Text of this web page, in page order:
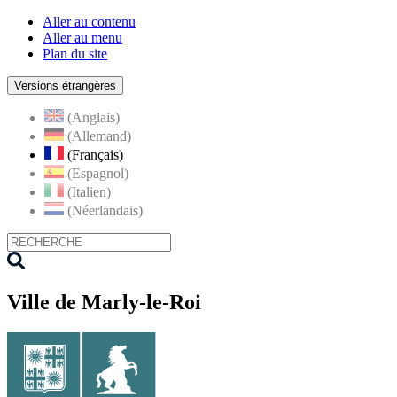
Aller au contenu
Aller au menu
Plan du site
Versions étrangères
(Anglais)
(Allemand)
(Français)
(Espagnol)
(Italien)
(Néerlandais)
Ville de Marly-le-Roi